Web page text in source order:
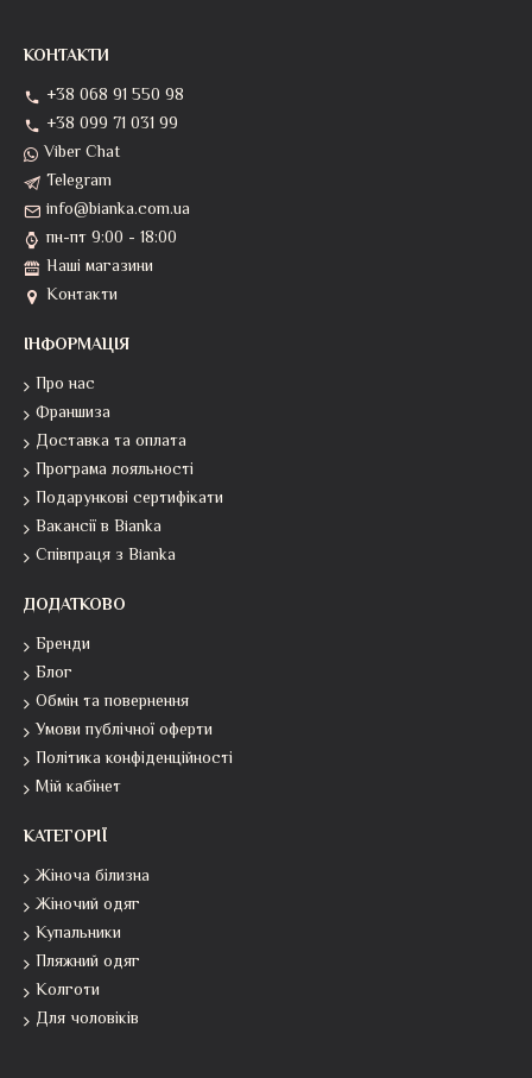
КОНТАКТИ
+38 068 91 550 98
+38 099 71 031 99
Viber Chat
Telegram
info@bianka.com.ua
пн-пт 9:00 - 18:00
Наші магазини
Контакти
ІНФОРМАЦІЯ
Про нас
Франшиза
Доставка та оплата
Програма лояльності
Подарункові сертифікати
Вакансії в Bianka
Співпраця з Bianka
ДОДАТКОВО
Бренди
Блог
Обмін та повернення
Умови публічної оферти
Політика конфіденційності
Мій кабінет
КАТЕГОРІЇ
Жіноча білизна
Жіночий одяг
Купальники
Пляжний одяг
Колготи
Для чоловіків